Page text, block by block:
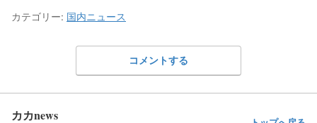
カテゴリー: 国内ニュース
コメントする
カカnews